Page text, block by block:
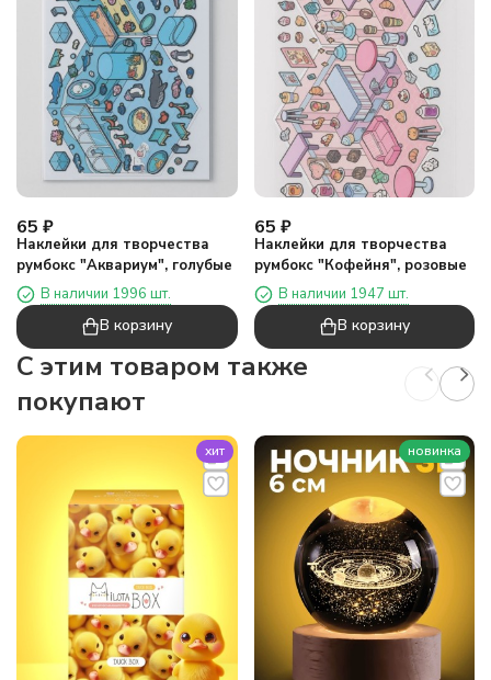
65 ₽
Наклейки для творчества
румбокс "Аквариум", голубые
В наличии 1996 шт.
В корзину
65 ₽
Наклейки для творчества
румбокс "Кофейня", розовые
В наличии 1947 шт.
В корзину
C этим товаром также
покупают
хит новинка